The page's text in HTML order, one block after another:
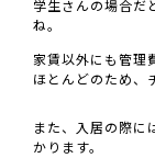
学生さんの場合だ
ね。
家賃以外にも管理
ほとんどのため、
また、入居の際に
かります。